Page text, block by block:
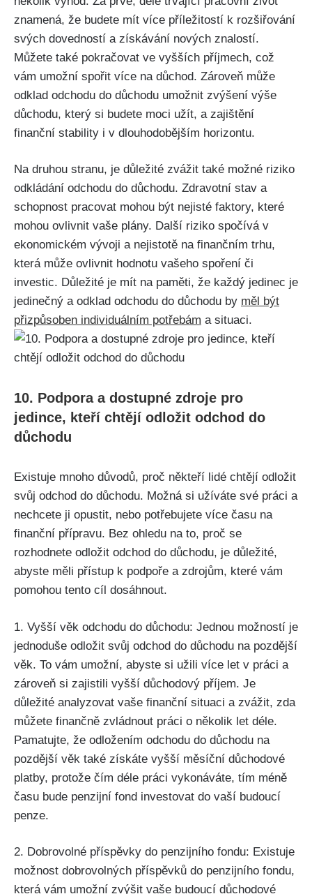
znamená, že budete mít více příležitostí k rozšiřování
svých dovedností a získávání nových znalostí.
Můžete také pokračovat ve vyšších příjmech, což
vám umožní spořit více na důchod. Zároveň může
odklad odchodu do důchodu umožnit zvýšení výše
důchodu, který si budete moci užít, a zajištění
finanční stability i v dlouhodobějším horizontu.
Na druhou stranu, je důležité zvážit také možné riziko
odkládání odchodu do důchodu. Zdravotní stav a
schopnost pracovat mohou být nejisté faktory, které
mohou ovlivnit vaše plány. Další riziko spočívá v
ekonomickém vývoji a nejistotě na finančním trhu,
která může ovlivnit hodnotu vašeho spoření či
investic. Důležité je mít na paměti, že každý jedinec je
jedinečný a odklad odchodu do důchodu by měl být
přizpůsoben individuálním potřebám a situaci.
10. Podpora a dostupné zdroje pro
jedince, kteří chtějí odložit odchod do
důchodu
Existuje mnoho důvodů, proč někteří lidé chtějí odložit
svůj odchod do důchodu. Možná si užíváte své práci a
nechcete ji opustit, nebo potřebujete více času na
finanční přípravu. Bez ohledu na to, proč se
rozhodnete odložit odchod do důchodu, je důležité,
abyste měli přístup k podpoře a zdrojům, které vám
pomohou tento cíl dosáhnout.
1. Vyšší věk odchodu do důchodu: Jednou možností je
jednoduše odložit svůj odchod do důchodu na pozdější
věk. To vám umožní, abyste si užili více let v práci a
zároveň si zajistili vyšší důchodový příjem. Je
důležité analyzovat vaše finanční situaci a zvážit, zda
můžete finančně zvládnout práci o několik let déle.
Pamatujte, že odložením odchodu do důchodu na
pozdější věk také získáte vyšší měsíční důchodové
platby, protože čím déle práci vykonáváte, tím méně
času bude penzijní fond investovat do vaší budoucí
penze.
2. Dobrovolné příspěvky do penzijního fondu: Existuje
možnost dobrovolných příspěvků do penzijního fondu,
která vám umožní zvýšit vaše budoucí důchodové